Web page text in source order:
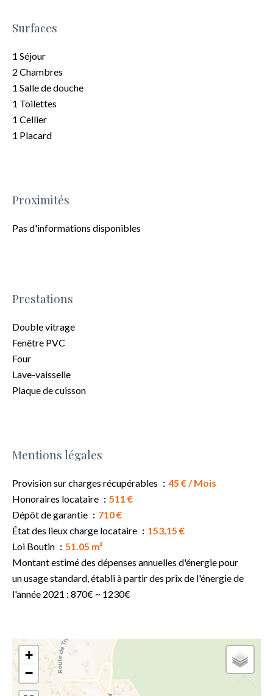
Surfaces
1 Séjour
2 Chambres
1 Salle de douche
1 Toilettes
1 Cellier
1 Placard
Proximités
Pas d'informations disponibles
Prestations
Double vitrage
Fenêtre PVC
Four
Lave-vaisselle
Plaque de cuisson
Mentions légales
Provision sur charges récupérables
45 € / Mois
Honoraires locataire
511 €
Dépôt de garantie
710 €
État des lieux charge locataire
153,15 €
Loi Boutin
51.05 m²
Montant estimé des dépenses annuelles d'énergie pour
un usage standard, établi à partir des prix de l'énergie de
l'année 2021 : 870€ ~ 1230€
+
−